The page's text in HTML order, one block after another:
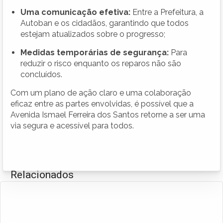
Uma comunicação efetiva: Entre a Prefeitura, a
Autoban e os cidadãos, garantindo que todos
estejam atualizados sobre o progresso;
Medidas temporárias de segurança: Para
reduzir o risco enquanto os reparos não são
concluídos.
Com um plano de ação claro e uma colaboração
eficaz entre as partes envolvidas, é possível que a
Avenida Ismael Ferreira dos Santos retorne a ser uma
via segura e acessível para todos.
Relacionados